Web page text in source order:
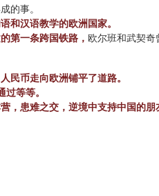
的事。
和汉语教学的欧洲国家。
第一条跨国铁路， 欧尔班和武契
民币走向欧洲铺平了道路。
等等。
，患难之交，逆境中支持中国的